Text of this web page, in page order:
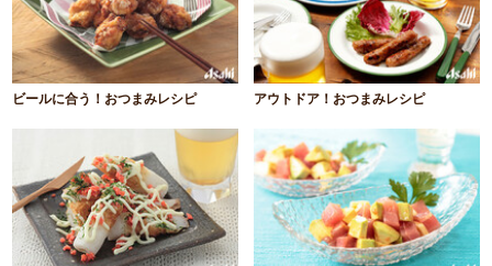
ビールに合う！おつまみレシピ アウトドア！おつまみレシピ